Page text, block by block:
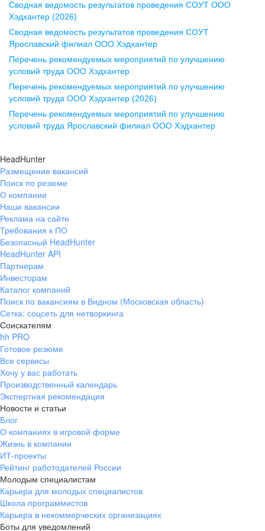
ул. Комиссаржевской, д. 10,
офис 1212
+7 473 280-05-05
pr@vrn.hh.ru
ул. Спартаковская, д. 2А, этаж 3,
помещение 15
+7 843 212-12-50
Екатеринбург
ул. Боевых Дружин, стр. 20,
+7 343 226-79-99
pr@ural.hh.ru
ул. Янковского, д. 169, 7 этаж,
706 каб.
+7 861 205-55-57
pr@krd.hh.ru
Владивосток
пер. Ланинский д. 4, офис 3.4
+7 423 202-33-28
pr@dv.hh.ru
Новосибирск
ул. Большевистская, д. 35,
помещение 21
+7 383 207-94-64
pr@nsk.hh.ru
Минск
Сводная ведомость результатов проведения СОУТ ООО
Хэдхантер (2026)
Сводная ведомость результатов проведения СОУТ
Ярославский филиал ООО Хэдхантер
Перечень рекомендуемых мероприятий по улучшению
условий труда ООО Хэдхантер
Перечень рекомендуемых мероприятий по улучшению
условий труда ООО Хэдхантер (2026)
Перечень рекомендуемых мероприятий по улучшению
условий труда Ярославский филиал ООО Хэдхантер
HeadHunter
Размещение вакансий
Поиск по резюме
О компании
Наши вакансии
Реклама на сайте
Требования к ПО
Безопасный HeadHunter
HeadHunter API
Партнерам
Инвесторам
Каталог компаний
Поиск по вакансиям в Видном (Московская область)
Сетка: соцсеть для нетворкинга
Соискателям
hh PRO
Готовое резюме
Все сервисы
Хочу у вас работать
Производственный календарь
Экспертная рекомендация
Новости и статьи
Блог
О компаниях в игровой форме
Жизнь в компании
ИТ-проекты
Рейтинг работодателей России
Молодым специалистам
Карьера для молодых специалистов
Школа программистов
Карьера в некоммерческих организациях
Боты для уведомлений